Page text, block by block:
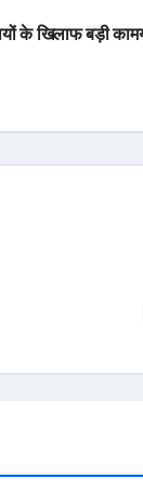
के खिलाफ बड़ी